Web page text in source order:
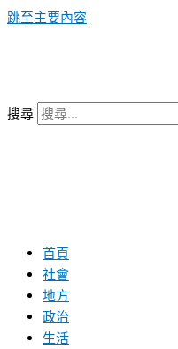
跳至主要內容
搜尋
首頁
社會
地方
政治
生活